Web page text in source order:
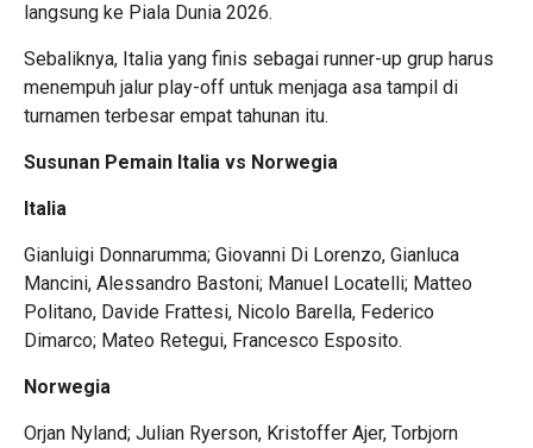
langsung ke Piala Dunia 2026.
Sebaliknya, Italia yang finis sebagai runner-up grup harus
menempuh jalur play-off untuk menjaga asa tampil di
turnamen terbesar empat tahunan itu.
Susunan Pemain Italia vs Norwegia
Italia
Gianluigi Donnarumma; Giovanni Di Lorenzo, Gianluca
Mancini, Alessandro Bastoni; Manuel Locatelli; Matteo
Politano, Davide Frattesi, Nicolo Barella, Federico
Dimarco; Mateo Retegui, Francesco Esposito.
Norwegia
Orjan Nyland; Julian Ryerson, Kristoffer Ajer, Torbjorn